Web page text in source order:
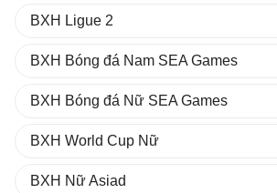
BXH Ligue 2
BXH Bóng đá Nam SEA Games
BXH Bóng đá Nữ SEA Games
BXH World Cup Nữ
BXH Nữ Asiad